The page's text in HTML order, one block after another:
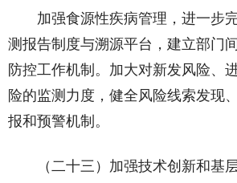
加强食源性疾病管理，进一步
测报告制度与溯源平台，建立部门
防控工作机制。加大对新发风险、
险的监测力度，健全风险线索发现
报和预警机制。
（二十三）加强技术创新和基